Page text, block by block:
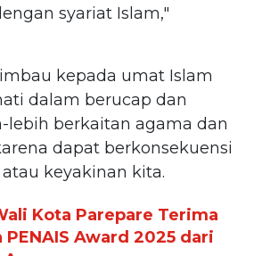
syariat Islam,"
kepada umat Islam
dalam berucap dan
lebih berkaitan agama dan
dapat berkonsekuensi
keyakinan kita.
Kota Parepare Terima
Award 2025 dari